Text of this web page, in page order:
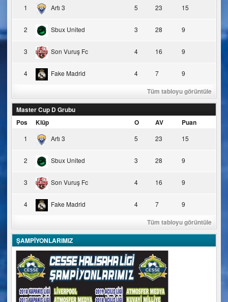
1 Artı 3 5 23 15
2 Sbux United 3 28 9
3 Son Vuruş Fc 4 16 9
4 Fake Madrid 4 7 9
Tüm tabloyu görüntüle
Master Cup D Grubu
Pos
Klüp O AV Puan
1 Artı 3 5 23 15
2 Sbux United 3 28 9
3 Son Vuruş Fc 4 16 9
4 Fake Madrid 4 7 9
Tüm tabloyu görüntüle
ŞAMPİYONLARIMIZ